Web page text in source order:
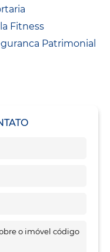
Fitness
Patrimonial